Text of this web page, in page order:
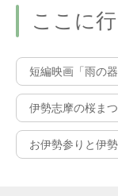
ここに
短編映画「雨の
伊勢志摩の桜ま
お伊勢参りと伊